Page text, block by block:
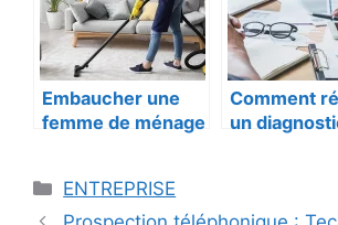
Embaucher une
femme de ménage
pour les
particuliers
Comment
un
Catégories
ENTREPRISE